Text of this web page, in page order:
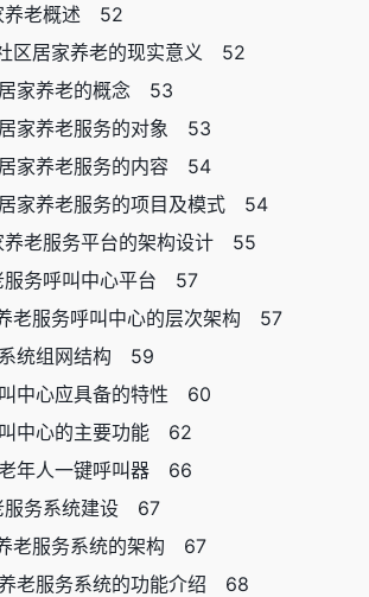
老概述 52
区居家养老的现实意义 52
家养老的概念 53
家养老服务的对象 53
家养老服务的内容 54
家养老服务的项目及模式 54
老服务平台的架构设计 55
务呼叫中心平台 57
老服务呼叫中心的层次架构 57
统组网结构 59
中心应具备的特性 60
中心的主要功能 62
年人一键呼叫器 66
务系统建设 67
老服务系统的架构 67
老服务系统的功能介绍 68